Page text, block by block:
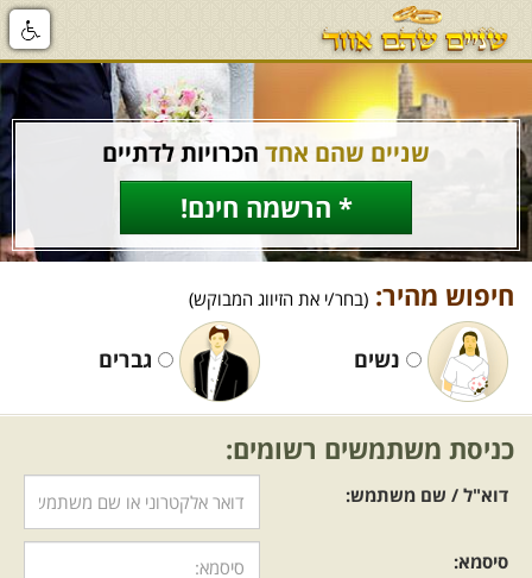
שניים שהם אחד הכרויות לדתיים
* הרשמה חינם!
חיפוש מהיר: (בחר/י את הזיווג המבוקש)
נשים גברים
כניסת משתמשים רשומים:
דוא"ל / שם משתמש:
סיסמא: